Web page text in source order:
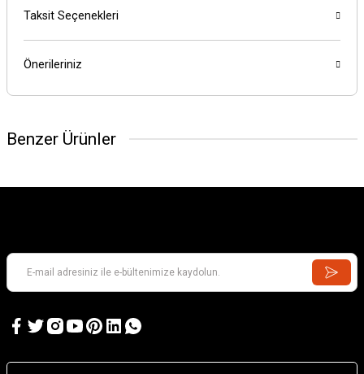
Taksit Seçenekleri
Önerileriniz
Benzer Ürünler